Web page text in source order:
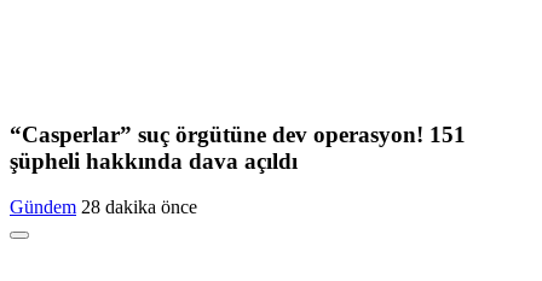
“Casperlar” suç örgütüne dev operasyon! 151
şüpheli hakkında dava açıldı
Gündem 28 dakika önce